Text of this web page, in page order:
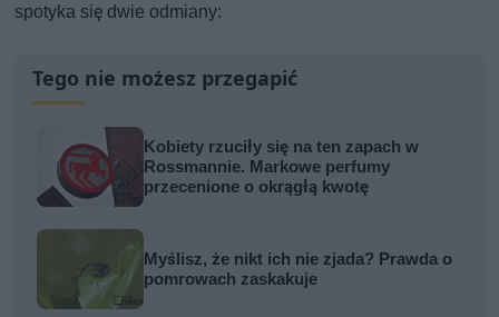
spotyka się dwie odmiany:
Tego nie możesz przegapić
Kobiety rzuciły się na ten zapach w
Rossmannie. Markowe perfumy
przecenione o okrągłą kwotę
Myślisz, że nikt ich nie zjada? Prawda o
pomrowach zaskakuje